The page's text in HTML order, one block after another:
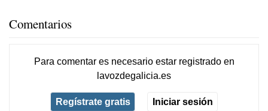
Comentarios
Para comentar es necesario estar registradoen
lavozdegalicia.es
Regístrate gratis Iniciar sesión